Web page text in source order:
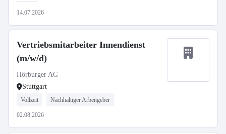
14.07.2026
Vertriebsmitarbeiter Innendienst
(m/w/d)
Hörburger AG
Stuttgart
Vollzeit Nachhaltiger Arbeitgeber
02.08.2026